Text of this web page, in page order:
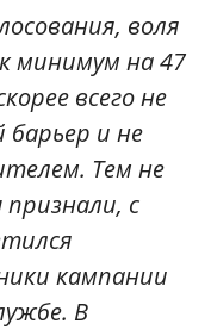
воля
минимум на 47
всего не
и не
Тем не
с
кампании
В